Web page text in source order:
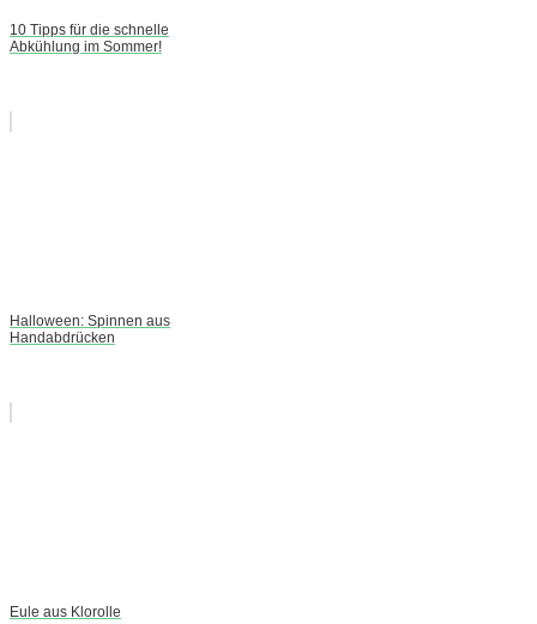
10 Tipps für die schnelle
Abkühlung im Sommer!
Halloween: Spinnen aus
Handabdrücken
Eule aus Klorolle